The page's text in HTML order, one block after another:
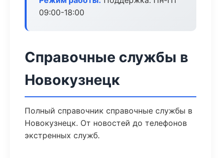
09:00-18:00
Справочные службы в
Новокузнецк
Полный справочник справочные службы в
Новокузнецк. От новостей до телефонов
экстренных служб.